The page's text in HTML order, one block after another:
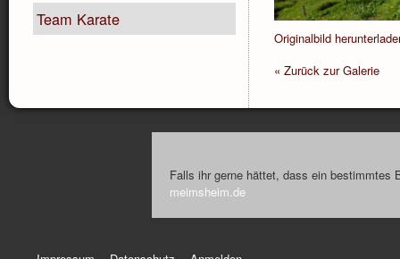
Team Karate
Originalbild
« Zurück zur Galerie
Falls ihr gerne hättet, dass ein
meimsheim.de